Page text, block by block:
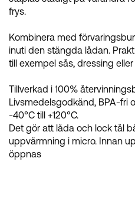
frys.
Kombinera med
inuti den stängda lådan.
till exempel sås, dressing
Tillverkad i 100%
Livsmedelsgodkänd, BPA-fri
-40°C till +120°C.
Det gör att låda och lock tål
uppvärmning i micro. Innan
öppnas